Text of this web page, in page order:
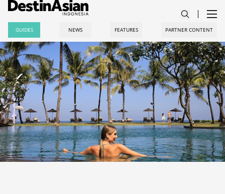
GUIDES NEWS FEATURES PARTNER CONTENT